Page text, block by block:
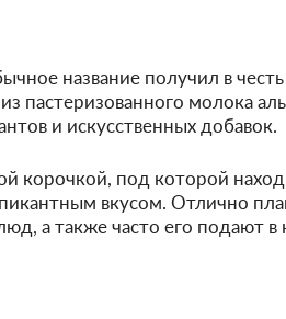
название получил в
пастеризованного молока
и искусственных добавок.
корочкой, под которой
вкусом. Отлично
а также часто его подают в